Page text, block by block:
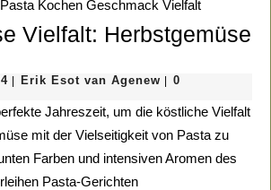
der
1990er
Vielfalt: Herbstgemüse
21.
2024
Erik Esot van Agenew Erik
van
Agenew
0
mit der Vielseitigkeit von Pasta zu
Farben und intensiven Aromen des
Pasta-Gerichten